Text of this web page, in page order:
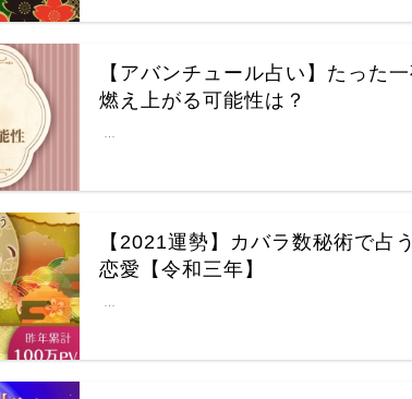
【アバンチュール占い】たった
燃え上がる可能性は？
【2021運勢】カバラ数秘術で占
恋愛【令和三年】